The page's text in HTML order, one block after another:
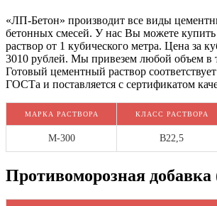
«ЛП-Бетон» производит все виды
бетонных смесей. У нас Вы можете
раствор от 1 кубического метра. Цена за
3010 рублей. Мы привезем любой объем в
Готовый цементный раствор
ГОСТа и поставляется с сертификатом
МАРКА РАСТВОРА КЛАСС РАСТВОРА
М-300 В22,5
Противоморозная